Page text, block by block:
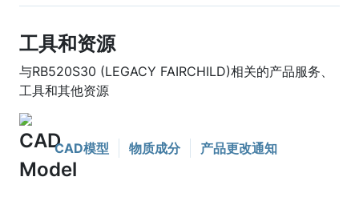
工具和资源
与RB520S30 (LEGACY FAIRCHILD)相关的产品服务、
工具和其他资源
CAD模型 物质成分 产品更改通知